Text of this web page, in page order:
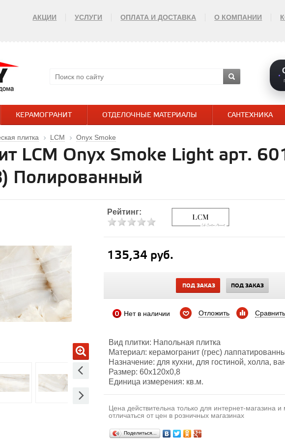
АКЦИИ УСЛУГИ ОПЛАТА И ДОСТАВКА О КОМПАНИИ
КЕРАМОГРАНИТ ОТДЕЛОЧНЫЕ МАТЕРИАЛЫ САНТЕХНИКА
плитка LCM Onyx Smoke
LCM Onyx Smoke Light арт.
Полированный
Рейтинг:
135,34 руб.
ПОД ЗАКАЗ ПОД ЗАКАЗ
Нет в наличии Отложить Сравнить
Вид плитки: Напольная плитка
Материал: керамогранит (грес)
Назначение: для кухни, для гостиной, холла,
Размер: 60х120x0,8
Единица измерения: кв.м.
Цена действительна только для интернет-магазина и
отличаться от цен в розничных магазинах
Поделиться…